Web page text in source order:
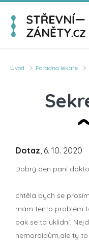
Úvod Poradna lékaře
Dotaz, 6. 10. 2020
Dobrý den paní
chtěla bych se
mám tento problém
pak se to uklidní.
hemoroidům,ale ty